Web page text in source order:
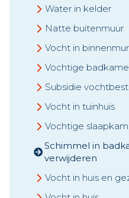
Water in kelder
Natte buitenmuur
Vocht in
Vochtige
Subsidie
Vocht in tuinhuis
Vochtige
Schimmel in
verwijderen
Vocht in huis en